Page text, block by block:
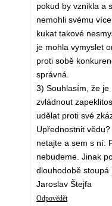
pokud by vznikla a
nemohli svému
kukat takové
je mohla vymyslet
proti sobě
správná.
3) Souhlasím, že
zvládnout
udělat proti své
Upřednostnit
netajte a sem s ní.
nebudeme. Jinak
dlouhodobě stoupá
Jaroslav Štejfa
Odpovědět